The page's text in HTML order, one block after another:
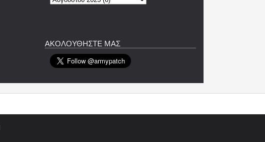
ΑΚΟΛΟΥΘΗΣΤΕ ΜΑΣ